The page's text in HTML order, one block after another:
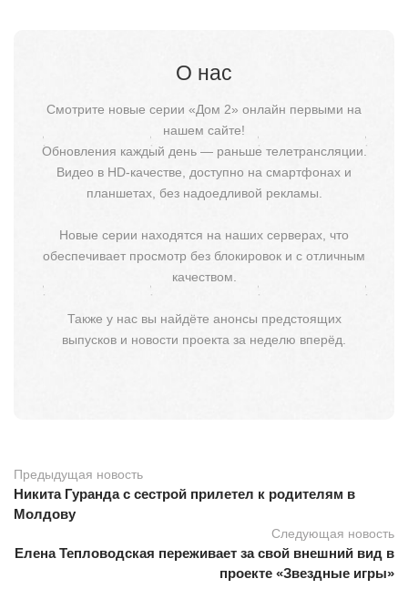
О нас
Смотрите новые серии «Дом 2» онлайн первыми на
нашем сайте!
Обновления каждый день — раньше телетрансляции.
Видео в HD-качестве, доступно на смартфонах и
планшетах, без надоедливой рекламы.
Новые серии находятся на наших серверах, что
обеспечивает просмотр без блокировок и с отличным
качеством.
Также у нас вы найдёте анонсы предстоящих
выпусков и новости проекта за неделю вперёд.
Предыдущая новость
Никита Гуранда с сестрой прилетел к родителям в
Молдову
Следующая новость
Елена Тепловодская переживает за свой внешний вид в
проекте «Звездные игры»